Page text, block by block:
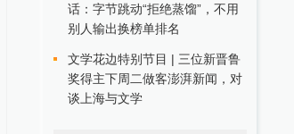
话：字节跳动“拒绝蒸馏”，不用
别人输出换榜单排名
文学花边特别节目 | 三位新晋鲁
奖得主下周二做客澎湃新闻，对
谈上海与文学